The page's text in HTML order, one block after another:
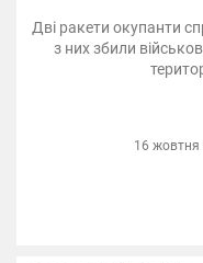
Дві ракети окупанти
з них збили
16 жовтня